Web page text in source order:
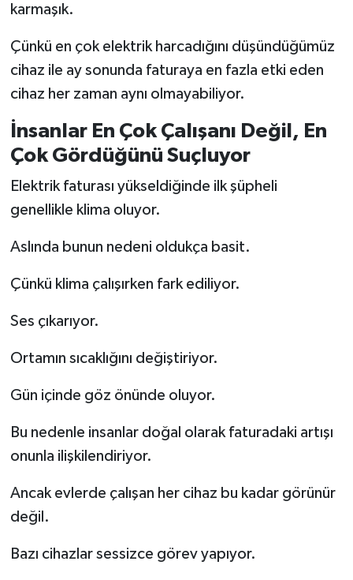
karmaşık.
Çünkü en çok elektrik harcadığını düşündüğümüz
cihaz ile ay sonunda faturaya en fazla etki eden
cihaz her zaman aynı olmayabiliyor.
İnsanlar En Çok Çalışanı Değil, En
Çok Gördüğünü Suçluyor
Elektrik faturası yükseldiğinde ilk şüpheli
genellikle klima oluyor.
Aslında bunun nedeni oldukça basit.
Çünkü klima çalışırken fark ediliyor.
Ses çıkarıyor.
Ortamın sıcaklığını değiştiriyor.
Gün içinde göz önünde oluyor.
Bu nedenle insanlar doğal olarak faturadaki artışı
onunla ilişkilendiriyor.
Ancak evlerde çalışan her cihaz bu kadar görünür
değil.
Bazı cihazlar sessizce görev yapıyor.